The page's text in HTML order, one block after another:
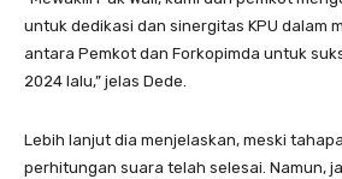
untuk dedikasi dan sinergitas KPU dalam
antara Pemkot dan Forkopimda untuk
2024 lalu,” jelas Dede.
Lebih lanjut dia menjelaskan, meski
perhitungan suara telah selesai. Namun,